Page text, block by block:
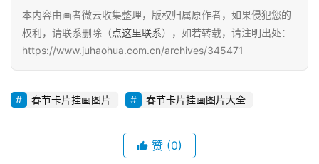
本内容由画者微云收集整理，版权归属原作者，如果侵犯您的
权利，请联系删除（点这里联系），如若转载，请注明出处：
https://www.juhaohua.com.cn/archives/345471
春节卡片挂画图片 春节卡片挂画图片大全
赞 (0)